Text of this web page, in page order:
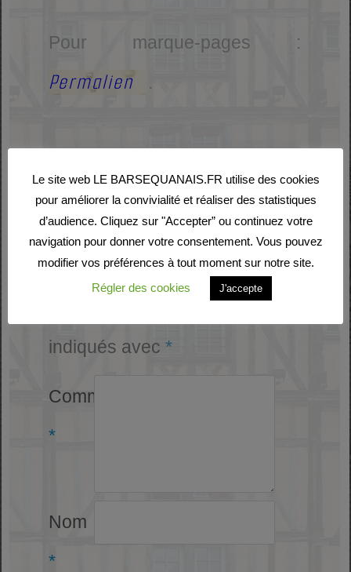
Pour marque-pages :
Permalien .
Laisser un commentaire
Votre adresse e-mail ne
sera pas publiée.
Les
indiqués avec*
Commentaire
*
Nom
*
Le site web LE BARSEQUANAIS.FR utilise des cookies
pour améliorer la convivialité et réaliser des statistiques
d’audience. Cliquez sur "Accepter” ou continuez votre
navigation pour donner votre consentement. Vous pouvez
modifier vos préférences à tout moment sur notre site.
Régler des cookies
J'accepte